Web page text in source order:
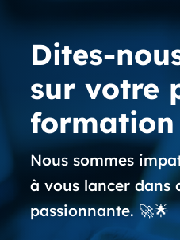
Dites-
sur votre
formation
Nous sommes
à vous lancer dans
passionnante. 🚀🌟